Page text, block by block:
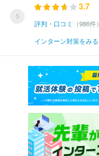
5
3.7
評判・口コミ
（986件）
インターン対策をみる